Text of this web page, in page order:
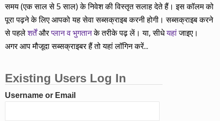
समय (एक साल से 5 साल) के निवेश की विस्तृत सलाह देते हैं। इस कॉलम को
पूरा पढ़ने के लिए आपको यह सेवा सब्सक्राइब करनी होगी। सब्सक्राइब करने
से पहलेशर्तेंऔरप्लान व भुगतानके तरीके पढ़ लें। या, सीधेयहांजाइए।
अगर आप मौजूदा सब्सक्राइबर हैं तो यहां लॉगिन करें...
Existing Users Log In
Username or Email